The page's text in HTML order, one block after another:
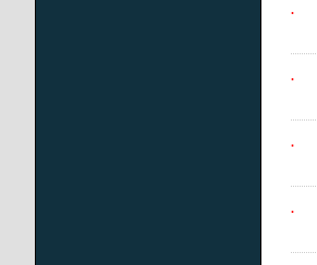
.
.
.
.